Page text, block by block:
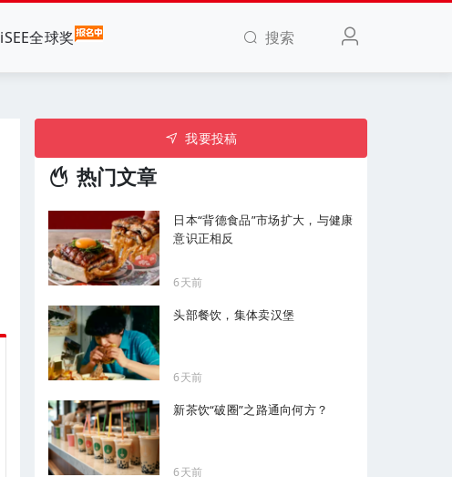
iSEE全球奖 搜索
我要投稿
热门文章
日本“背德食品”市场扩大，与健康
意识正相反
6天前
头部餐饮，集体卖汉堡
6天前
新茶饮“破圈”之路通向何方？
6天前